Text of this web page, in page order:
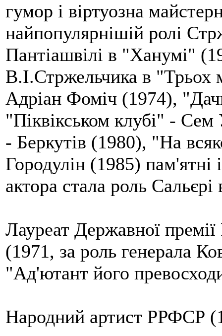
гумор і віртуозна
найпопулярнішій ролі
Пантіашвілі в "Ханумі"
В.І.Стржельчика в "Трьох
Адріан Фоміч (1974),
"Піквікськом клубі" -
- Беркутів (1980), "На
Городулін (1985)
актора стала роль
Лауреат Державної
(1971, за роль генерала
"Ад'ютант його
Народний артист РРФСР